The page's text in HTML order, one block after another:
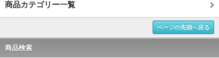
商品カテゴリー一覧
ページの先頭へ戻る
商品検索